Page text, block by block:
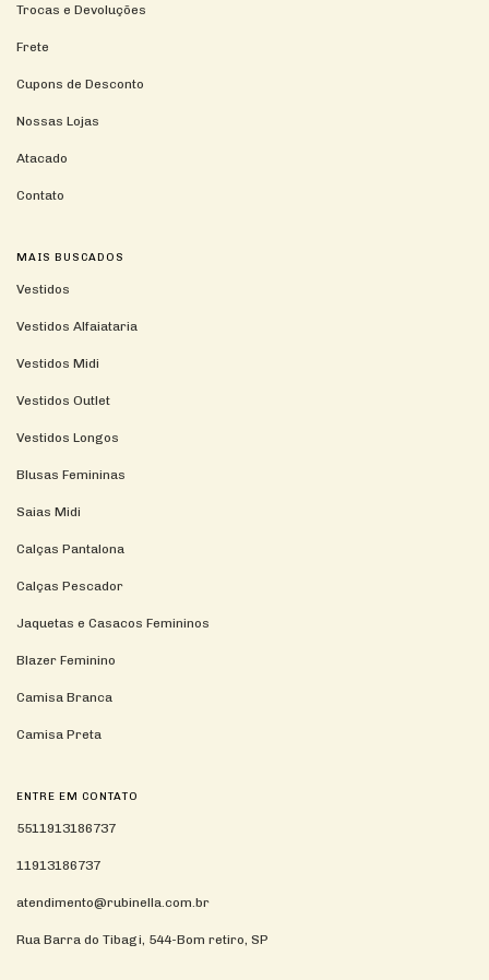
Trocas e Devoluções
Frete
Cupons de Desconto
Nossas Lojas
Atacado
Contato
MAIS BUSCADOS
Vestidos
Vestidos Alfaiataria
Vestidos Midi
Vestidos Outlet
Vestidos Longos
Blusas Femininas
Saias Midi
Calças Pantalona
Calças Pescador
Jaquetas e Casacos Femininos
Blazer Feminino
Camisa Branca
Camisa Preta
ENTRE EM CONTATO
5511913186737
11913186737
atendimento@rubinella.com.br
Rua Barra do Tibagi, 544-Bom retiro, SP